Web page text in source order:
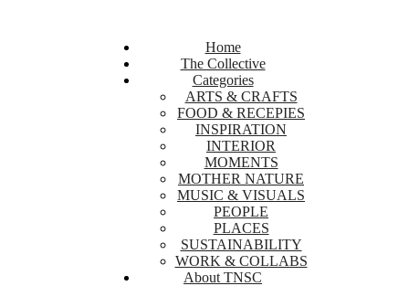
Home
The Collective
Categories
ARTS & CRAFTS
FOOD & RECEPIES
INSPIRATION
INTERIOR
MOMENTS
MOTHER NATURE
MUSIC & VISUALS
PEOPLE
PLACES
SUSTAINABILITY
WORK & COLLABS
About TNSC